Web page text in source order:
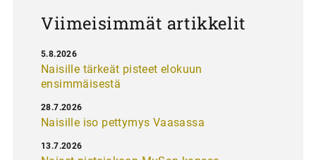
Viimeisimmät artikkelit
Naisille tärkeät pisteet elokuun
ensimmäisestä
5.8.2026
Naisille iso pettymys Vaasassa
28.7.2026
13.7.2026